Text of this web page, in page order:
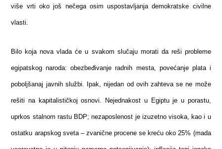
više vrti oko još nečega osim uspostavljanja demokratske civilne
vlasti.
Bilo koja nova vlada će u svakom slučaju morati da reši probleme
egipatskog naroda: obezbeđivanje radnih mesta, povećanje plata i
poboljšanaj javnih službi. Ipak, nijedan od ovih zahteva se ne može
rešiti na kapitalističkoj osnovi. Nejednakost u Egiptu je u porastu,
uprkos stalnom rastu BDP; nezaposlenost je izuzetno visoka, kao i u
ostatku arapskog sveta – zvanične procene se kreću oko 25% (mada